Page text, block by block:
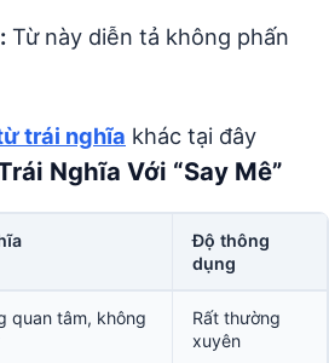
Từ này diễn tả không phấn
trái nghĩa khác tại đây
Nghĩa Với “Say Mê”
Độ thông
dụng
quan tâm, không
Rất thường
xuyên